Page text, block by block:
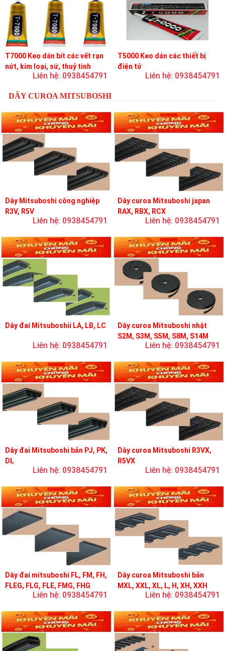
T7000 Keo dán bít các vết rạn
nứt, kim loại, sứ, thuỷ tinh
Liên hệ: 0938454791
T5000 Keo dán các thiết bị
điện tử
Liên hệ: 0938454791
DÂY CUROA MITSUBOSHI
Dây Mitsuboshi công nghiệp
R3V, R5V
Liên hệ: 0938454791
Dây curoa Mitsuboshi japan
RAX, RBX, RCX
Liên hệ: 0938454791
Dây đai Mitsuboshii LA, LB, LC
Liên hệ: 0938454791
Dây curoa Mitsuboshi nhật
S2M, S3M, S5M, S8M, S14M
Liên hệ: 0938454791
Dây đai Mitsuboshi bản PJ, PK,
DL
Liên hệ: 0938454791
Dây curoa Mitsuboshi R3VX,
R5VX
Liên hệ: 0938454791
Dây đai mitsuboshi FL, FM, FH,
FLEG, FLG, FLE, FMG, FHG
Liên hệ: 0938454791
Dây curoa Mitsuboshi bản
MXL, XXL, XL, L, H, XH, XXH
Liên hệ: 0938454791